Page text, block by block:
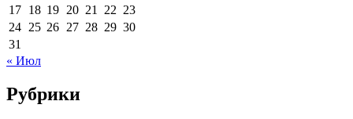
17 18 19 20 21 22 23
24 25 26 27 28 29 30
31
« Июл
Рубрики